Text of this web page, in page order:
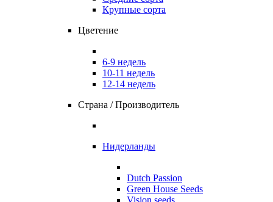
Крупные сорта
Цветение
6-9 недель
10-11 недель
12-14 недель
Страна / Производитель
Нидерланды
Dutch Passion
Green House Seeds